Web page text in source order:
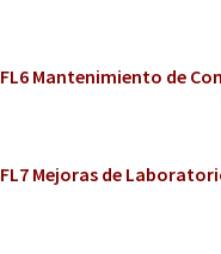
FL6 Mantenimiento de
FL7 Mejoras de